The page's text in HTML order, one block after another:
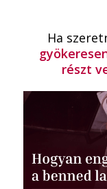
Ha
részt